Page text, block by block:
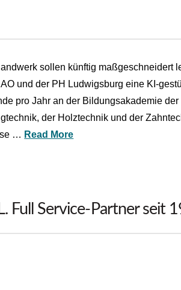
sollen künftig maßgeschneidert
und der PH Ludwigsburg eine KI-
pro Jahr an der Bildungsakademie
der Holztechnik und der
… Read More
Full Service-Partner seit